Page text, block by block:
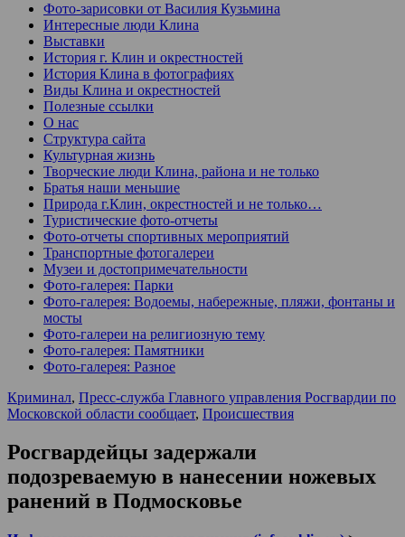
Фото-зарисовки от Василия Кузьмина
Интересные люди Клина
Выставки
История г. Клин и окрестностей
История Клина в фотографиях
Виды Клина и окрестностей
Полезные ссылки
О нас
Структура сайта
Культурная жизнь
Творческие люди Клина, района и не только
Братья наши меньшие
Природа г.Клин, окрестностей и не только…
Туристические фото-отчеты
Фото-отчеты спортивных мероприятий
Транспортные фотогалереи
Музеи и достопримечательности
Фото-галерея: Парки
Фото-галерея: Водоемы, набережные, пляжи, фонтаны и
мосты
Фото-галереи на религиозную тему
Фото-галерея: Памятники
Фото-галерея: Разное
Криминал, Пресс-служба Главного управления Росгвардии по
Московской области сообщает, Происшествия
Росгвардейцы задержали
подозреваемую в нанесении ножевых
ранений в Подмосковье